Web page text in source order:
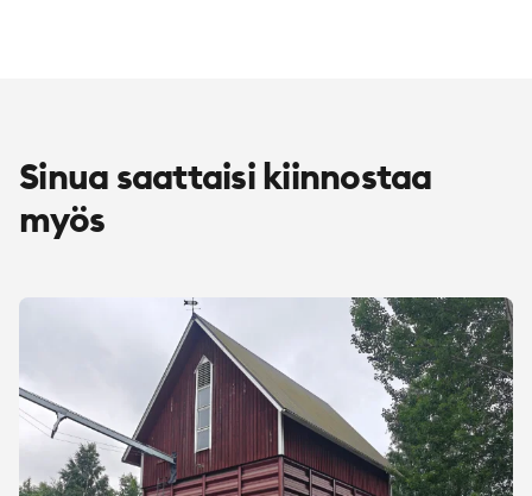
Sinua saattaisi kiinnostaa
myös